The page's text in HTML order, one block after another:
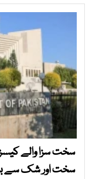
سخت سزا والے
سخت اور شک سے